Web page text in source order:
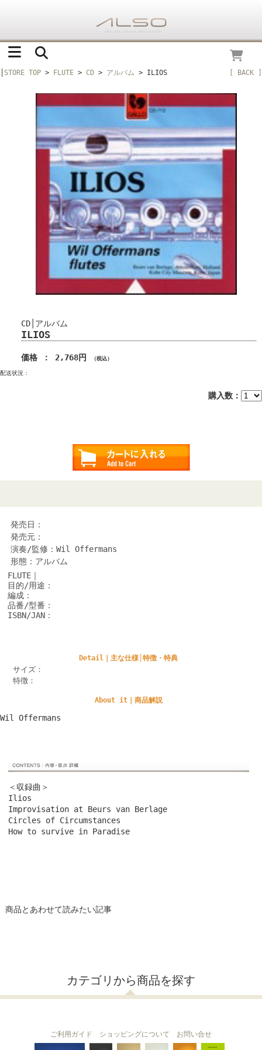
STORE TOP > FLUTE > CD > アルバム > ILIOS [ BACK ]
CD│アルバム
ILIOS
価格 ： 2,768円 （税込）
配送状況：
購入数：
発売日：
発売元：
演奏/監修：Wil Offermans
形態：アルバム
FLUTE｜
目的/用途：
編成：
品番/型番：
ISBN/JAN：
Detail｜主な仕様│特徴・特典
サイズ：
特徴：
About it｜商品解説
Wil Offermans
＜収録曲＞
Ilios
Improvisation at Beurs van Berlage
Circles of Circumstances
How to survive in Paradise
商品とあわせて読みたい記事
カテゴリから商品を探す
ご利用ガイド ショッピングについて お問い合せ